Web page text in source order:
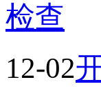
检查
12-02